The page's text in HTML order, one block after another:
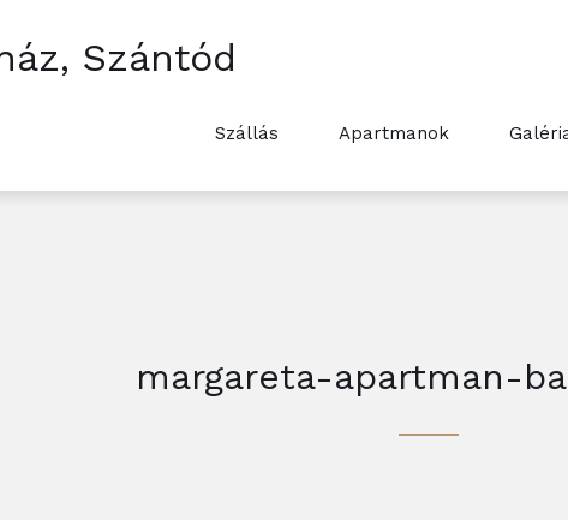
Szántód
Szállás Apartmanok
margareta-apartman-